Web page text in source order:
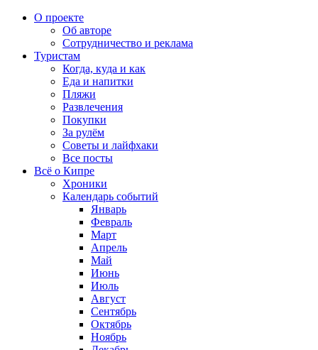
О проекте
Об авторе
Сотрудничество и реклама
Туристам
Когда, куда и как
Еда и напитки
Пляжи
Развлечения
Покупки
За рулём
Советы и лайфхаки
Все посты
Всё о Кипре
Хроники
Календарь событий
Январь
Февраль
Март
Апрель
Май
Июнь
Июль
Август
Сентябрь
Октябрь
Ноябрь